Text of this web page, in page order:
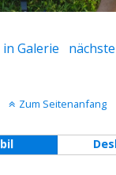
Galerie
Zum Seitenanfang